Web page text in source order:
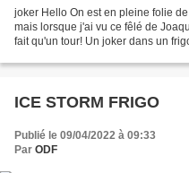
joker Hello On est en pleine folie
mais lorsque j'ai vu ce fêlé de
fait qu'un tour! Un joker dans un
ICE STORM FRIGO
Publié le 09/04/2022 à 09:33
Par ODF